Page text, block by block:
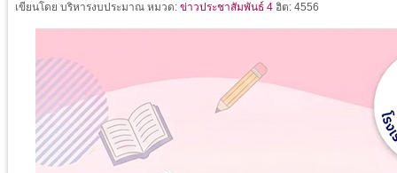
เขียนโดย บริหารงบประมาณ หมวด: ข่าวประชาสัมพันธ์ 4 ฮิต: 4556